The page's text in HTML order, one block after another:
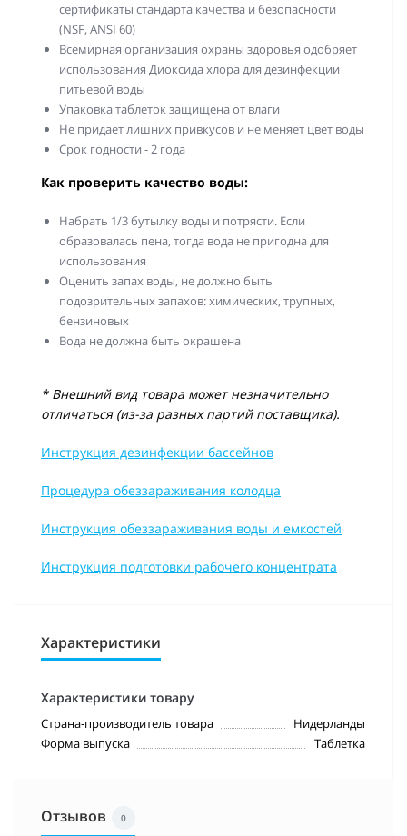
сертификаты стандарта качества и безопасности
(NSF, ANSI 60)
Всемирная организация охраны здоровья одобряет
использования Диоксида хлора для дезинфекции
питьевой воды
Упаковка таблеток защищена от влаги
Не придает лишних привкусов и не меняет цвет воды
Срок годности - 2 года
Как проверить качество воды:
Набрать 1/3 бутылку воды и потрясти. Если
образовалась пена, тогда вода не пригодна для
использования
Оценить запах воды, не должно быть
подозрительных запахов: химических, трупных,
бензиновых
Вода не должна быть окрашена
* Внешний вид товара может незначительно
отличаться (из-за разных партий поставщика).
Инструкция дезинфекции бассейнов
Процедура обеззараживания колодца
Инструкция обеззараживания воды и емкостей
Инструкция подготовки рабочего концентрата
Характеристики
Характеристики товару
Страна-производитель товара
Нидерланды
Форма выпуска
Таблетка
Отзывов 0